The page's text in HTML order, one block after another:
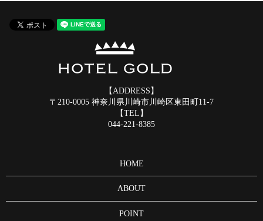
【ADDRESS】
〒210-0005 神奈川県川崎市川崎区東田町11-7
【TEL】
044-221-8385
HOME
ABOUT
POINT